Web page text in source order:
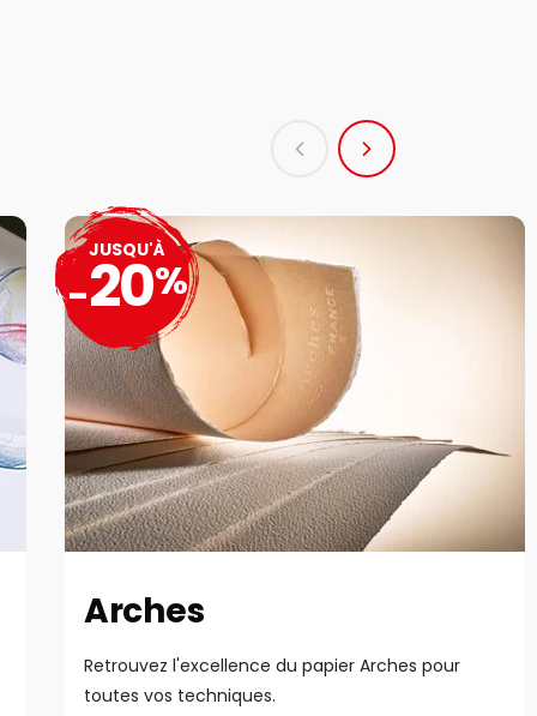
Arches
Retrouvez l'excellence du papier Arches pour
toutes vos techniques.
JUSQU'À
-20%